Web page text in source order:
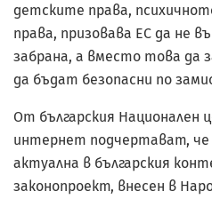
детските права,
права, призовава ЕС да не
забрана, а вместо това да
да бъдат безопасни по
От българския Национален
интернет подчертават, че
актуална в българския
законопроект, внесен в